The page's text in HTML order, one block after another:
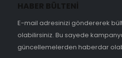
HABER BÜLTENİ
E-mail adresinizi göndererek
olabilirsiniz. Bu sayede
güncellemelerden haberdar